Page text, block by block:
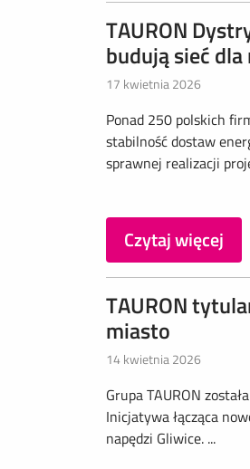
TAURON
budują sieć
17 kwietnia 2026
Ponad 250 polskich
stabilność dostaw
sprawnej realizacji
Czytaj więcej
TAURON
miasto
14 kwietnia 2026
Grupa TAURON
Inicjatywa łącząca
napędzi Gliwice. ...